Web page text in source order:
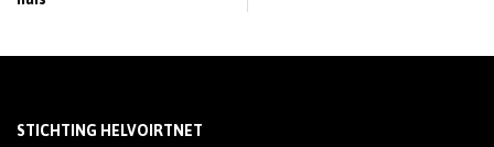
STICHTING HELVOIRTNET